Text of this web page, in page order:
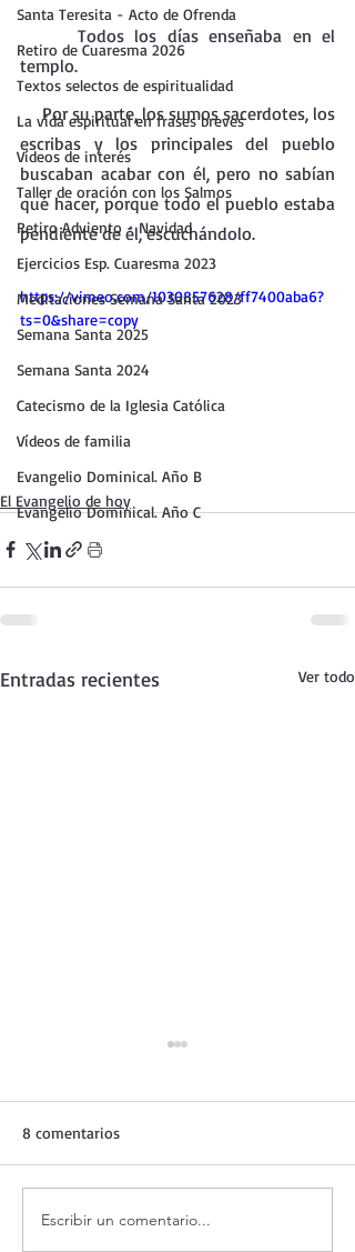
Santa Teresita - Acto de Ofrenda
Retiro de Cuaresma 2026
Textos selectos de espiritualidad
La vida espiritual en frases breves
Vídeos de interés
Taller de oración con los Salmos
Retiro Adviento - Navidad
Ejercicios Esp. Cuaresma 2023
Meditaciones Semana Santa 2023
Semana Santa 2025
Semana Santa 2024
Catecismo de la Iglesia Católica
Vídeos de familia
Evangelio Dominical. Año B
Evangelio Dominical. Año C
Todos los días enseñaba en el
templo.
Por su parte, los sumos sacerdotes, los
escribas y los principales del pueblo
buscaban acabar con él, pero no sabían
qué hacer, porque todo el pueblo estaba
pendiente de él, escuchándolo.
https://vimeo.com/1030857628/ff7400aba6?
ts=0&share=copy
El Evangelio de hoy
Entradas recientes Ver todo
¿Es posible vivir siempre
feliz?
8 comentarios
Escribir un comentario...